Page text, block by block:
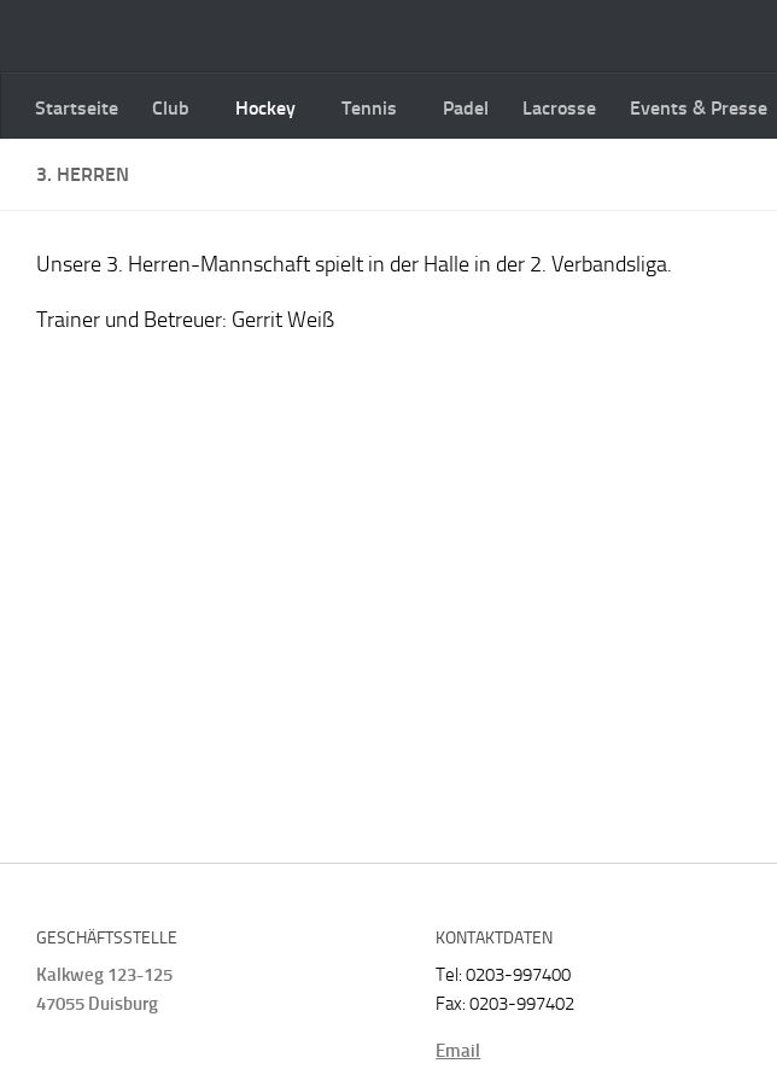
Startseite Club Hockey Tennis Padel Lacrosse Events & Presse
3. HERREN
Unsere 3. Herren-Mannschaft spielt in der Halle in der 2. Verbandsliga.
Trainer und Betreuer: Gerrit Weiß
GESCHÄFTSSTELLE
Kalkweg 123-125
47055 Duisburg
KONTAKTDATEN
Tel: 0203-997400
Fax: 0203-997402
Email